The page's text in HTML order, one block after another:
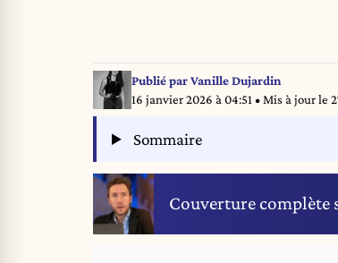
Publié parVanille Dujardin
16 janvier 2026 à 04:51 • Mis à jour le
Sommaire
Couverture complète